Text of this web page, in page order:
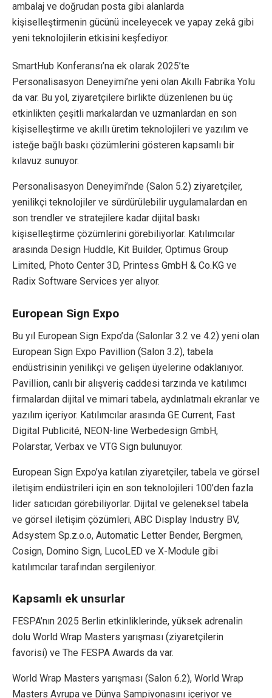
ambalaj ve doğrudan posta gibi alanlarda
kişiselleştirmenin gücünü inceleyecek ve yapay zekâ gibi
yeni teknolojilerin etkisini keşfediyor.
SmartHub Konferansı’na ek olarak 2025’te
Personalisasyon Deneyimi’ne yeni olan Akıllı Fabrika Yolu
da var. Bu yol, ziyaretçilere birlikte düzenlenen bu üç
etkinlikten çeşitli markalardan ve uzmanlardan en son
kişiselleştirme ve akıllı üretim teknolojileri ve yazılım ve
isteğe bağlı baskı çözümlerini gösteren kapsamlı bir
kılavuz sunuyor.
Personalisasyon Deneyimi’nde (Salon 5.2) ziyaretçiler,
yenilikçi teknolojiler ve sürdürülebilir uygulamalardan en
son trendler ve stratejilere kadar dijital baskı
kişiselleştirme çözümlerini görebiliyorlar. Katılımcılar
arasında Design Huddle, Kit Builder, Optimus Group
Limited, Photo Center 3D, Printess GmbH & Co.KG ve
Radix Software Services yer alıyor.
European Sign Expo
Bu yıl European Sign Expo’da (Salonlar 3.2 ve 4.2) yeni olan
European Sign Expo Pavillion (Salon 3.2), tabela
endüstrisinin yenilikçi ve gelişen üyelerine odaklanıyor.
Pavillion, canlı bir alışveriş caddesi tarzında ve katılımcı
firmalardan dijital ve mimari tabela, aydınlatmalı ekranlar ve
yazılım içeriyor. Katılımcılar arasında GE Current, Fast
Digital Publicité, NEON-line Werbedesign GmbH,
Polarstar, Verbax ve VTG Sign bulunuyor.
European Sign Expo’ya katılan ziyaretçiler, tabela ve görsel
iletişim endüstrileri için en son teknolojileri 100’den fazla
lider satıcıdan görebiliyorlar. Dijital ve geleneksel tabela
ve görsel iletişim çözümleri, ABC Display Industry BV,
Adsystem Sp.z.o.o, Automatic Letter Bender, Bergmen,
Cosign, Domino Sign, LucoLED ve X-Module gibi
katılımcılar tarafından sergileniyor.
Kapsamlı ek unsurlar
FESPA’nın 2025 Berlin etkinliklerinde, yüksek adrenalin
dolu World Wrap Masters yarışması (ziyaretçilerin
favorisi) ve The FESPA Awards da var.
World Wrap Masters yarışması (Salon 6.2), World Wrap
Masters Avrupa ve Dünya Şampiyonasını içeriyor ve